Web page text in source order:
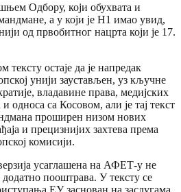
Одбору, који обухвата и
а у који је Н1 имао увид,
од првобитног нацрта који је 17.
тексту остаје да је напредак
унији заустављен, уз кључне
владавине права, медијских
односа са Косовом, али је тај текст
проширен низом нових
и прецизнијих захтева према
комисији.
усаглашена на АФЕТ-у не
пооштрава. У тексту се
ЕУ заснован на заслугама,